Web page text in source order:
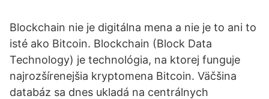
Blockchain nie je digitálna mena a nie je to ani to
isté ako Bitcoin. Blockchain (Block Data
Technology) je technológia, na ktorej funguje
najrozšírenejšia kryptomena Bitcoin. Väčšina
databáz sa dnes ukladá na centrálnych